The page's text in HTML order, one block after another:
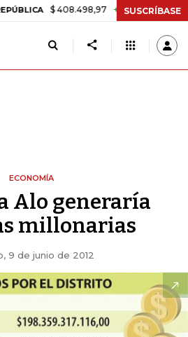
$ 408.498,97 +$ 8.753,81 +2,19%
SUSCRÍBASE
ECONOMÍA
Alo generaría
millonarias
9 de junio de 2012